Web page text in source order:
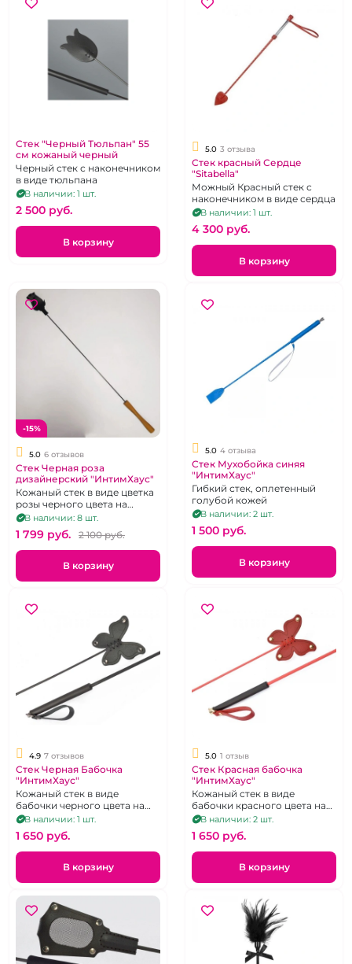
Стек "Черный Тюльпан" 55
см кожаный черный
Черный стек с наконечником
в виде тюльпана
В наличии: 1 шт.
2 500 pуб.
В корзину
5.0 3 отзыва
Стек красный Сердце
"Sitabella"
Можный Красный стек с
наконечником в виде сердца
В наличии: 1 шт.
4 300 pуб.
В корзину
-15%
5.0 6 отзывов
Стек Черная роза
дизайнерский "ИнтимХаус"
Кожаный стек в виде цветка
розы черного цвета на
гибком хлысте с дубовой
В наличии: 8 шт.
1 799 pуб. 2 100 pуб.
В корзину
5.0 4 отзыва
Стек Мухобойка синяя
"ИнтимХаус"
Гибкий стек, оплетенный
голубой кожей
В наличии: 2 шт.
1 500 pуб.
В корзину
4.9 7 отзывов
Стек Черная Бабочка
"ИнтимХаус"
Кожаный стек в виде
бабочки черного цвета на
гибком хлысте.
В наличии: 1 шт.
1 650 pуб.
В корзину
5.0 1 отзыв
Стек Красная бабочка
"ИнтимХаус"
Кожаный стек в виде
бабочки красного цвета на
гибком хлысте.
В наличии: 2 шт.
1 650 pуб.
В корзину